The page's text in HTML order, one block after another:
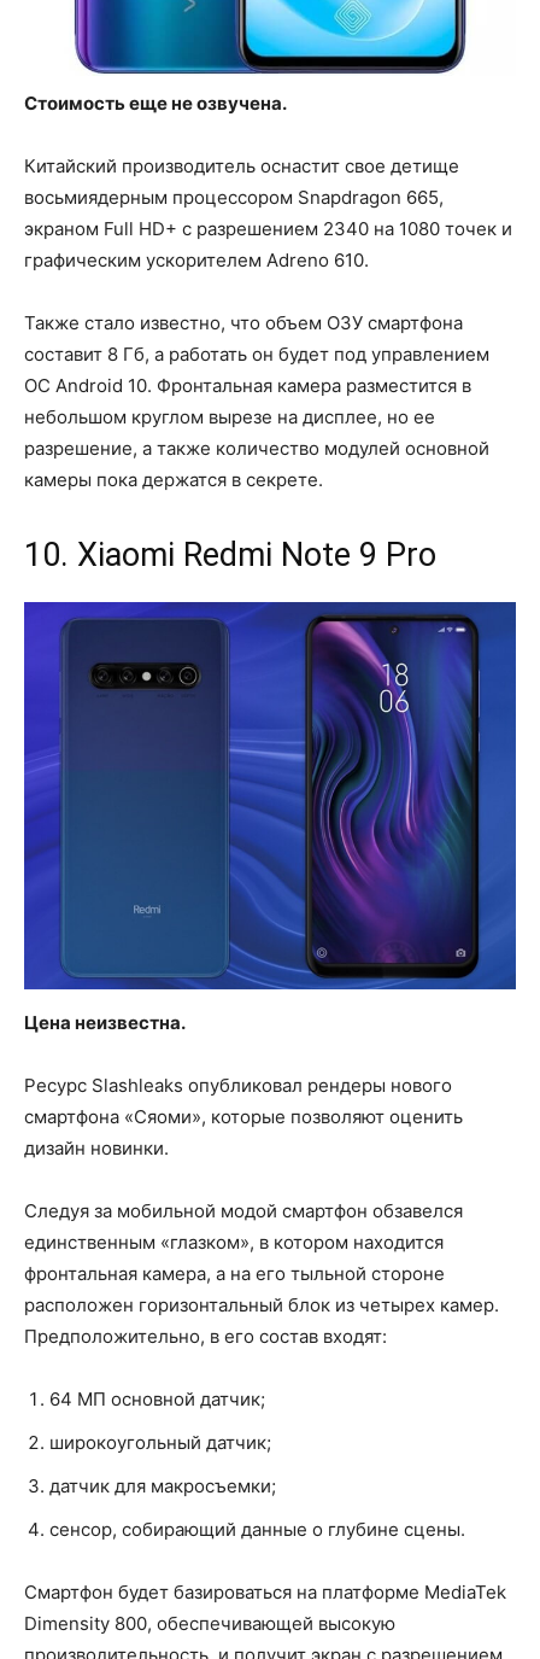
Стоимость еще не озвучена.
Китайский производитель оснастит свое детище
восьмиядерным процессором Snapdragon 665,
экраном Full HD+ с разрешением 2340 на 1080 точек и
графическим ускорителем Adreno 610.
Также стало известно, что объем ОЗУ смартфона
составит 8 Гб, а работать он будет под управлением
ОС Android 10. Фронтальная камера разместится в
небольшом круглом вырезе на дисплее, но ее
разрешение, а также количество модулей основной
камеры пока держатся в секрете.
10. Xiaomi Redmi Note 9 Pro
Цена неизвестна.
Ресурс Slashleaks опубликовал рендеры нового
смартфона «Сяоми», которые позволяют оценить
дизайн новинки.
Следуя за мобильной модой смартфон обзавелся
единственным «глазком», в котором находится
фронтальная камера, а на его тыльной стороне
расположен горизонтальный блок из четырех камер.
Предположительно, в его состав входят:
64 МП основной датчик;
широкоугольный датчик;
датчик для макросъемки;
сенсор, собирающий данные о глубине сцены.
Смартфон будет базироваться на платформе MediaTek
Dimensity 800, обеспечивающей высокую